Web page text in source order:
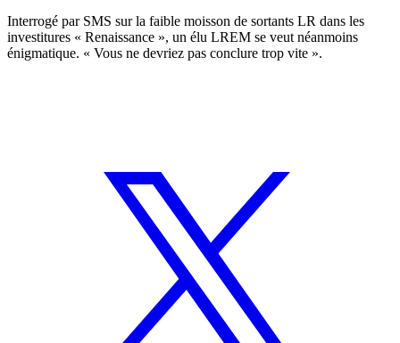
Interrogé par SMS sur la faible moisson de sortants LR dans les
investitures « Renaissance », un élu LREM se veut néanmoins
énigmatique. « Vous ne devriez pas conclure trop vite ».